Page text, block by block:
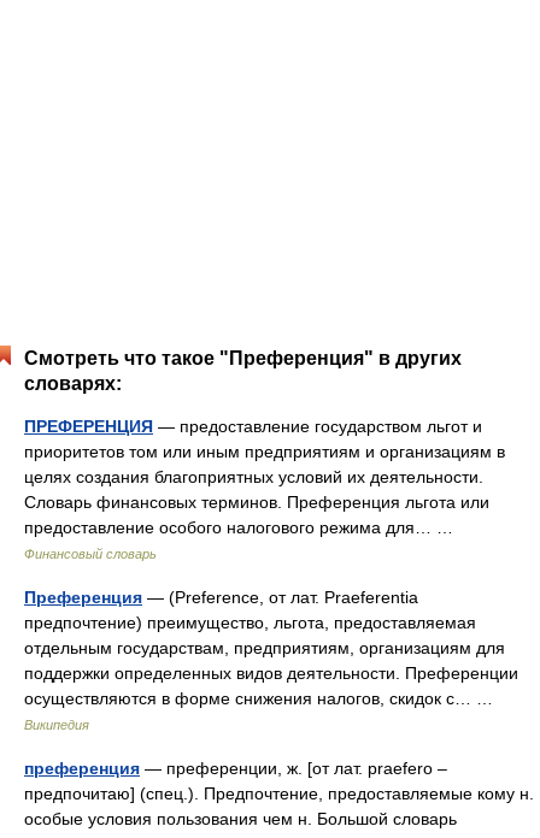
Смотреть что такое "Преференция" в других
словарях:
ПРЕФЕРЕНЦИЯ — предоставление государством льгот и
приоритетов том или иным предприятиям и организациям в
целях создания благоприятных условий их деятельности.
Словарь финансовых терминов. Преференция льгота или
предоставление особого налогового режима для… …
Финансовый словарь
Преференция — (Preference, от лат. Praeferentia
предпочтение) преимущество, льгота, предоставляемая
отдельным государствам, предприятиям, организациям для
поддержки определенных видов деятельности. Преференции
осуществляются в форме снижения налогов, скидок с… …
Википедия
преференция — преференции, ж. [от лат. praefero –
предпочитаю] (спец.). Предпочтение, предоставляемые кому н.
особые условия пользования чем н. Большой словарь